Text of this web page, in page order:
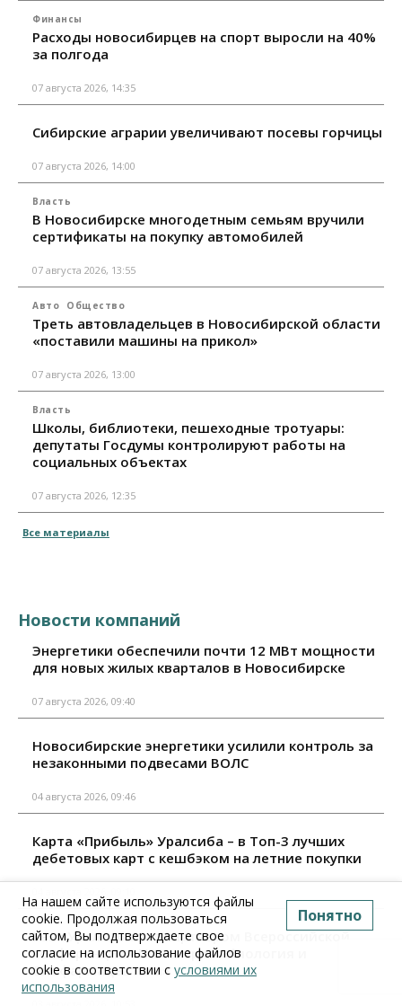
Финансы
Расходы новосибирцев на спорт выросли на 40%
за полгода
07 августа 2026, 14:35
Сибирские аграрии увеличивают посевы горчицы
07 августа 2026, 14:00
Власть
В Новосибирске многодетным семьям вручили
сертификаты на покупку автомобилей
07 августа 2026, 13:55
Авто Общество
Треть автовладельцев в Новосибирской области
«поставили машины на прикол»
07 августа 2026, 13:00
Власть
Школы, библиотеки, пешеходные тротуары:
депутаты Госдумы контролируют работы на
социальных объектах
07 августа 2026, 12:35
Все материалы
Новости компаний
Энергетики обеспечили почти 12 МВт мощности
для новых жилых кварталов в Новосибирске
07 августа 2026, 09:40
Новосибирские энергетики усилили контроль за
незаконными подвесами ВОЛС
04 августа 2026, 09:46
Карта «Прибыль» Уралсиба – в Топ-3 лучших
дебетовых карт с кешбэком на летние покупки
Банк Уралсиб стал партнером Всероссийской
конференции «Инженерная биология и
биофармацевтика»
На нашем сайте используются файлы
cookie. Продолжая пользоваться
сайтом, Вы подтверждаете свое
согласие на использование файлов
cookie в соответствии с условиями их
использования
Понятно